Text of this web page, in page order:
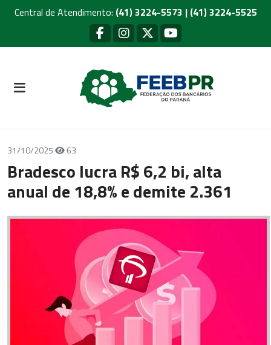
Central de Atendimento: (41) 3224-5573 | (41) 3224-5525
31/10/2025 63
Bradesco lucra R$ 6,2 bi, alta
anual de 18,8% e demite 2.361